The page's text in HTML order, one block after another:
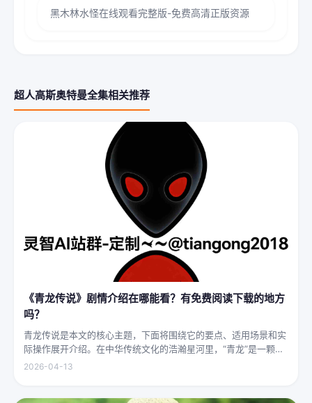
黑木林水怪在线观看完整版-免费高清正版资源
超人高斯奥特曼全集相关推荐
《青龙传说》剧情介绍在哪能看？有免费阅读下载的地方
吗？
青龙传说是本文的核心主题，下面将围绕它的要点、适用场景和实
际操作展开介绍。在中华传统文化的浩瀚星河里，“青龙”是一颗璀
璨夺目的明珠，它与白虎、朱雀、玄武并称“四灵”，雄踞东方，是
2026-04-13